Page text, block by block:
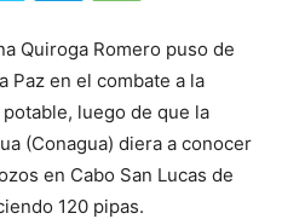
Quiroga Romero puso de
Paz en el combate a la
luego de que la
(Conagua) diera a conocer
en Cabo San Lucas de
120 pipas.